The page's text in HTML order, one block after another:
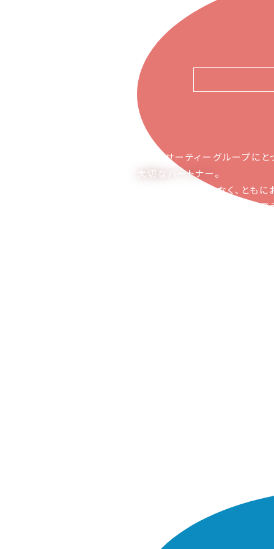
ピアーサーティーグループにと
大切なパートナー。
お取引の関係ではなく、とも
かち合える関係でありたいと考